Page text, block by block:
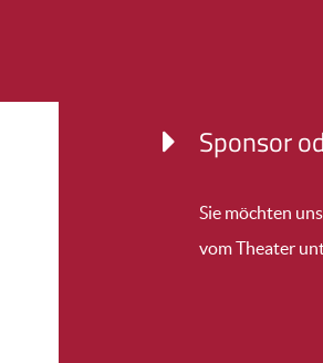
Sponsor
Sie möchten
vom Theater